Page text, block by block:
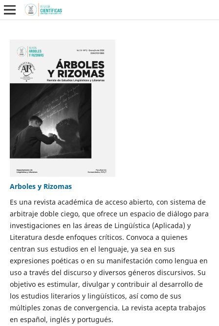
Arboles y Rizomas
Es una revista académica de acceso abierto, con sistema de
arbitraje doble ciego, que ofrece un espacio de diálogo para
investigaciones en las áreas de Lingüística (Aplicada) y
Literatura desde enfoques críticos. Convoca a quienes
centran sus estudios en el lenguaje, ya sea en sus
expresiones poéticas o en su manifestación como lengua en
uso a través del discurso y diversos géneros discursivos. Su
objetivo es estimular, divulgar y contribuir al desarrollo de
los estudios literarios y lingüísticos, así como de sus
múltiples zonas de convergencia. La revista acepta trabajos
en español, inglés y portugués.